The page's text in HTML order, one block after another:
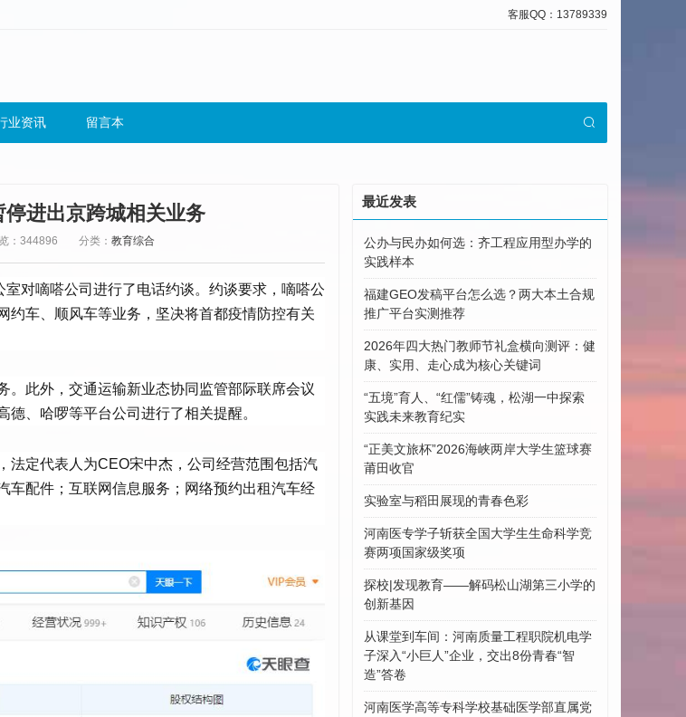
客服QQ：13789339
业资讯 留言本
进出京跨城相关业务
：344896 分类： 教育综合
对嘀嗒公司进行了电话约谈。约谈要求，嘀嗒公
约车、顺风车等业务，坚决将首都疫情防控有关
。此外，交通运输新业态协同监管部际联席会议
、哈啰等平台公司进行了相关提醒。
法定代表人为CEO宋中杰，公司经营范围包括汽
车配件；互联网信息服务；网络预约出租汽车经
最近发表
公办与民办如何选：齐工程应用型办学的
实践样本
福建GEO发稿平台怎么选？两大本土合规
推广平台实测推荐
2026年四大热门教师节礼盒横向测评：健
康、实用、走心成为核心关键词
“五境”育人、“红儒”铸魂，松湖一中探索
实践未来教育纪实
“正美文旅杯”​2026海峡两岸大学生篮球赛
莆田收官
实验室与稻田展现的青春色彩
河南医专学子斩获全国大学生生命科学竞
赛两项国家级奖项
探校|发现教育——解码松山湖第三小学的
创新基因
从课堂到车间：河南质量工程职院机电学
子深入“小巨人”企业，交出8份青春“智
造”答卷
河南医学高等专科学校基础医学部直属党